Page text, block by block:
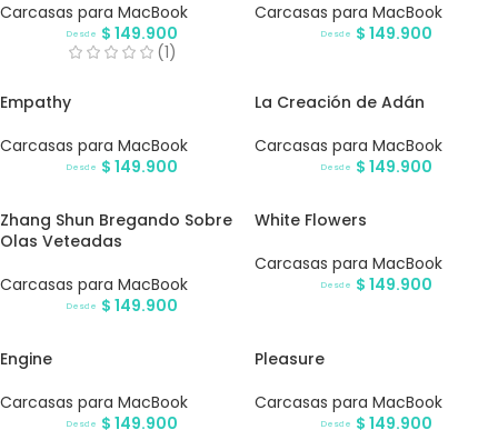
Carcasas para MacBook
Desde $ 149.900
(1)
Carcasas para MacBook
Desde $ 149.900
Empathy
Carcasas para MacBook
Desde $ 149.900
La Creación de Adán
Carcasas para MacBook
Desde $ 149.900
Zhang Shun Bregando Sobre
Olas Veteadas
Carcasas para MacBook
Desde $ 149.900
White Flowers
Carcasas para MacBook
Desde $ 149.900
Engine
Carcasas para MacBook
Desde $ 149.900
Pleasure
Carcasas para MacBook
Desde $ 149.900